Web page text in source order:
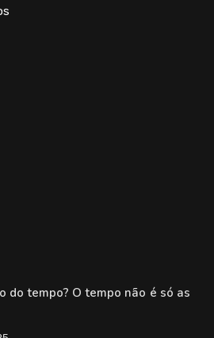
do tempo? O tempo não é só as